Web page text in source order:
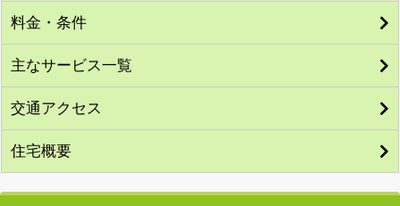
料金・条件
主なサービス一覧
交通アクセス
住宅概要